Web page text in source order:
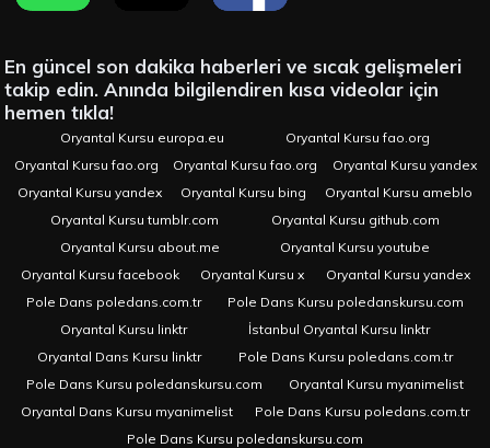
En güncel son dakika haberleri ve sıcak gelişmeleri
takip edin. Anında bilgilendiren kısa videolar için
hemen tıkla!
Oryantal Kursu europa.eu
Oryantal Kursu fao.org
Oryantal Kursu fao.org
Oryantal Kursu fao.org
Oryantal Kursu yandex
Oryantal Kursu yandex
Oryantal Kursu bing
Oryantal Kursu ameblo
Oryantal Kursu tumblr.com
Oryantal Kursu github.com
Oryantal Kursu about.me
Oryantal Kursu youtube
Oryantal Kursu facebook
Oryantal Kursu x
Oryantal Kursu yandex
Pole Dans poledans.com.tr
Pole Dans Kursu poledanskursu.com
Oryantal Kursu linktr
İstanbul Oryantal Kursu linktr
Oryantal Dans Kursu linktr
Pole Dans Kursu poledans.com.tr
Pole Dans Kursu poledanskursu.com
Oryantal Kursu myanimelist
Oryantal Dans Kursu myanimelist
Pole Dans Kursu poledans.com.tr
Pole Dans Kursu poledanskursu.com